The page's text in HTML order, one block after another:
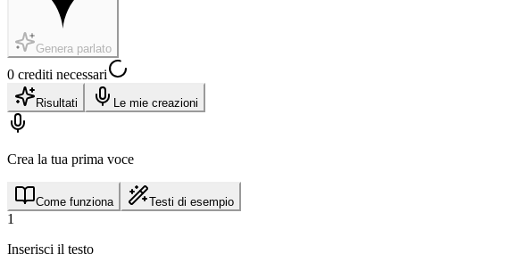
Genera parlato
0 crediti necessari
Risultati Le mie creazioni
Crea la tua prima voce
Come funziona Testi di esempio
1
Inserisci il testo